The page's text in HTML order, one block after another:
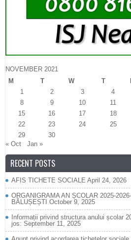
NOVEMBER 2021
M
T W T
1
2 3 4
8
9 10 11
15
16 17 18
22
23 24 25
29
30
« Oct
Jan »
RECENT POSTS
AFIS TICHETE SOCIALE April 24, 2026
ORGANIGRAMA AN ȘCOLAR 2025-
BĂLUȘEȘTI October 9, 2025
Informații privind structura anului școlar
jos: September 11, 2025